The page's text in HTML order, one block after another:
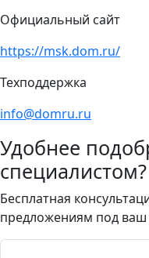
Официальный сайт
https://msk.dom.ru/
Техподдержка
info@domru.ru
Удобнее
специалистом?
Бесплатная
предложениям под ваш